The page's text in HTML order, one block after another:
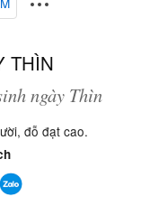
THÌN
ngày Thìn
đỗ đạt cao.